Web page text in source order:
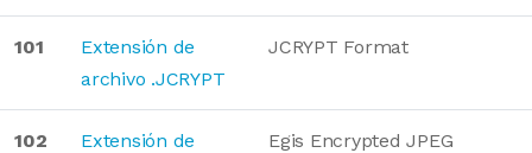
101
Extensión de
archivo .JCRYPT
JCRYPT Format
102
Extensión de
Egis Encrypted JPEG